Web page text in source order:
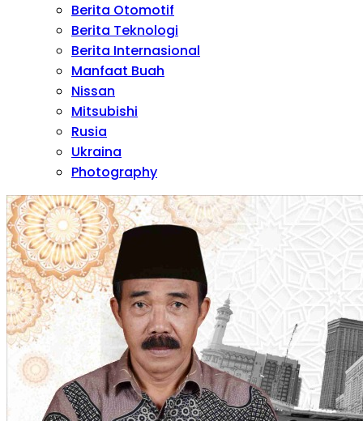
Berita Otomotif
Berita Teknologi
Berita Internasional
Manfaat Buah
Nissan
Mitsubishi
Rusia
Ukraina
Photography